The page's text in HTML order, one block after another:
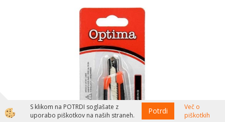
S klikom na POTRDI soglašate z
uporabo piškotkov na naših straneh.
Potrdi
Več o
piškotkih